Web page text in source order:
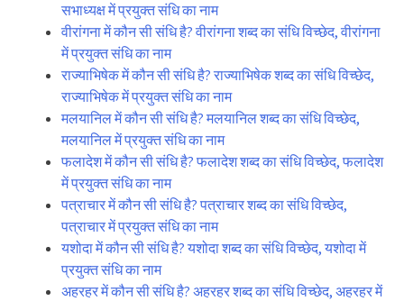
सभाध्यक्ष में प्रयुक्त संधि का नाम
वीरांगना में कौन सी संधि है? वीरांगना शब्द का संधि विच्छेद, वीरांगना
में प्रयुक्त संधि का नाम
राज्याभिषेक में कौन सी संधि है? राज्याभिषेक शब्द का संधि विच्छेद,
राज्याभिषेक में प्रयुक्त संधि का नाम
मलयानिल में कौन सी संधि है? मलयानिल शब्द का संधि विच्छेद,
मलयानिल में प्रयुक्त संधि का नाम
फलादेश में कौन सी संधि है? फलादेश शब्द का संधि विच्छेद, फलादेश
में प्रयुक्त संधि का नाम
पत्राचार में कौन सी संधि है? पत्राचार शब्द का संधि विच्छेद,
पत्राचार में प्रयुक्त संधि का नाम
यशोदा में कौन सी संधि है? यशोदा शब्द का संधि विच्छेद, यशोदा में
प्रयुक्त संधि का नाम
अहरहर में कौन सी संधि है? अहरहर शब्द का संधि विच्छेद, अहरहर में